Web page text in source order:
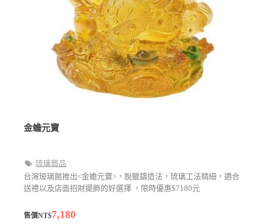
金蟾元寶
琉璃藝品
台灣玻璃館推出<金蟾元寶>，脫臘鑄造法，琉璃工法精細，適合
送禮以及店面招財擺飾的好選擇 ，限時優惠$7180元
售價NT$7,180